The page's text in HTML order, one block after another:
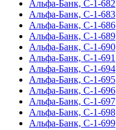
Альфа-Банк, С-1-682
Альфа-Банк, С-1-683
Альфа-Банк, С-1-686
Альфа-Банк, С-1-689
Альфа-Банк, С-1-690
Альфа-Банк, С-1-691
Альфа-Банк, С-1-694
Альфа-Банк, С-1-695
Альфа-Банк, С-1-696
Альфа-Банк, С-1-697
Альфа-Банк, С-1-698
Альфа-Банк, С-1-699